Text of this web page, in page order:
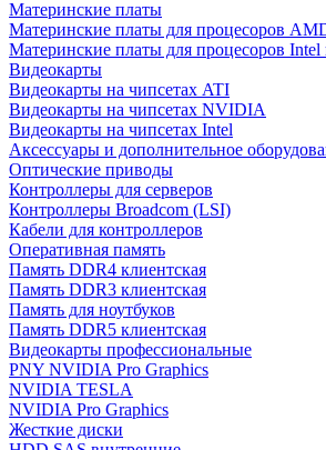
Материнские платы
Материнские платы для процесоров
Материнские платы для процесоров Intel
Видеокарты
Видеокарты на чипсетах ATI
Видеокарты на чипсетах NVIDIA
Видеокарты на чипсетах Intel
Аксессуары и дополнительное
Оптические приводы
Контроллеры для серверов
Контроллеры Broadcom (LSI)
Кабели для контроллеров
Оперативная память
Память DDR4 клиентская
Память DDR3 клиентская
Память для ноутбуков
Память DDR5 клиентская
Видеокарты профессиональные
PNY NVIDIA Pro Graphics
NVIDIA TESLA
NVIDIA Pro Graphics
Жесткие диски